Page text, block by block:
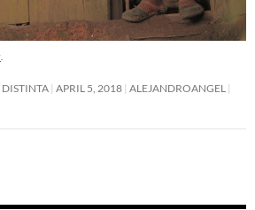
DISTINTA APRIL 5, 2018 ALEJANDROANGEL